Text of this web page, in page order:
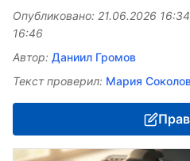
Опубликовано: 21.06.2026
16:46
Автор: Даниил Громов
Текст проверил: Мария